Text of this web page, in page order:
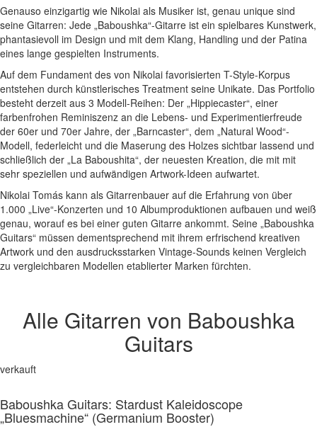
Genauso einzigartig wie Nikolai als Musiker ist, genau unique sind
seine Gitarren: Jede „Baboushka“-Gitarre ist ein spielbares Kunstwerk,
phantasievoll im Design und mit dem Klang, Handling und der Patina
eines lange gespielten Instruments.
Auf dem Fundament des von Nikolai favorisierten T-Style-Korpus
entstehen durch künstlerisches Treatment seine Unikate. Das Portfolio
besteht derzeit aus 3 Modell-Reihen: Der „Hippiecaster“, einer
farbenfrohen Reminiszenz an die Lebens- und Experimentierfreude
der 60er und 70er Jahre, der „Barncaster“, dem „Natural Wood“-
Modell, federleicht und die Maserung des Holzes sichtbar lassend und
schließlich der „La Baboushita“, der neuesten Kreation, die mit mit
sehr speziellen und aufwändigen Artwork-Ideen aufwartet.
Nikolai Tomás kann als Gitarrenbauer auf die Erfahrung von über
1.000 „Live“-Konzerten und 10 Albumproduktionen aufbauen und weiß
genau, worauf es bei einer guten Gitarre ankommt. Seine „Baboushka
Guitars“ müssen dementsprechend mit ihrem erfrischend kreativen
Artwork und den ausdrucksstarken Vintage-Sounds keinen Vergleich
zu vergleichbaren Modellen etablierter Marken fürchten.
Alle Gitarren von Baboushka
Guitars
verkauft
Baboushka Guitars: Stardust Kaleidoscope
„Bluesmachine“ (Germanium Booster)